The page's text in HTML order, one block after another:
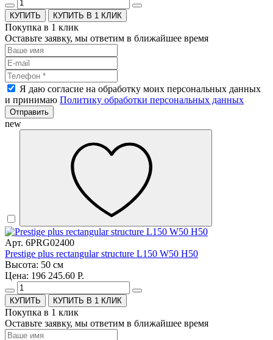
КУПИТЬ В 1 КЛИК
Покупка в 1 клик
Оставьте заявку, мы ответим в ближайшее время
Я даю согласие на обработку моих персональных данных
и принимаю Политику обработки персональных данных
Отправить
new
Арт. 6PRG02400
Prestige plus rectangular structure L150 W50 H50
Высота: 50 см
Цена: 196 245.60 Р.
КУПИТЬ В 1 КЛИК
Покупка в 1 клик
Оставьте заявку, мы ответим в ближайшее время